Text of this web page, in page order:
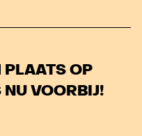
PLAATS OP
VOORBIJ!